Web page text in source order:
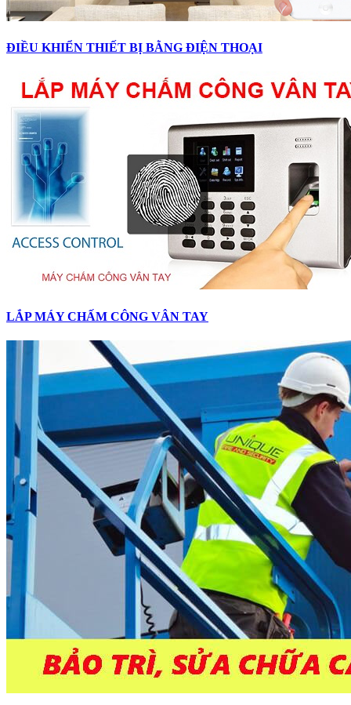
ĐIỀU KHIỂN THIẾT BỊ BẰNG ĐIỆN THOẠI
LẮP MÁY CHẤM CÔNG VÂN TAY